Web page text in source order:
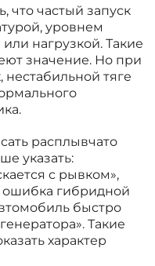
что частый запуск
уровнем
нагрузкой. Такие
значение. Но при
тяге
расплывчато
указать:
с рывком»,
гибридной
быстро
Такие
характер